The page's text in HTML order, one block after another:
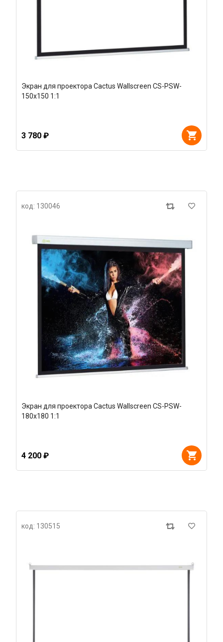
Экран для проектора Cactus Wallscreen CS-PSW-
150x150 1:1
3 780 ₽
код: 130046
Экран для проектора Cactus Wallscreen CS-PSW-
180x180 1:1
4 200 ₽
код: 130515